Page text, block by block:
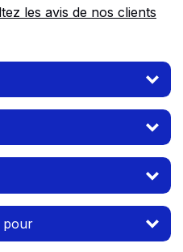
les avis de nos clients
pour